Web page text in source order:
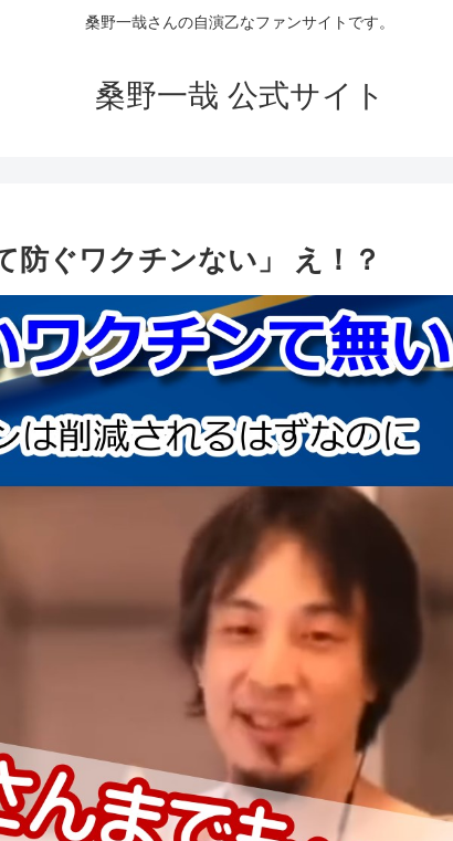
桑野一哉さんの自演乙なファンサイトです。
桑野一哉 公式サイト
防ぐワクチンない」 え！？